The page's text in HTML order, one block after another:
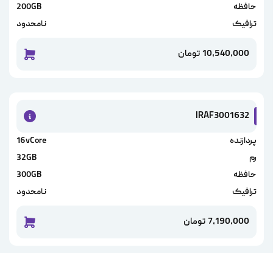
حافظه
ترافیک
200GB
نامحدود
10,540,000 تومان
خرید
IRAF3001632
پردازنده
رم
حافظه
ترافیک
16vCore
32GB
300GB
نامحدود
7,190,000 تومان
خرید